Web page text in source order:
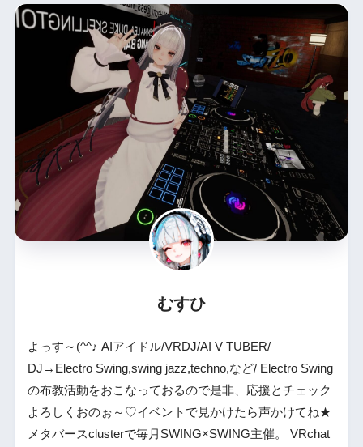
むすひ
よっす～(^^♪ AIアイドル/VRDJ/AI V TUBER/
DJ→Electro Swing,swing jazz,techno,など/ Electro Swing
の布教活動をおこなっておるので是非、応援とチェック
よろしくおのぉ～♡イベントで見かけたら声かけてね★
メタバースclusterで毎月SWING×SWING主催。 VRchat